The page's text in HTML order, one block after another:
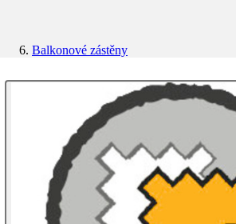
Balkonové zástěny